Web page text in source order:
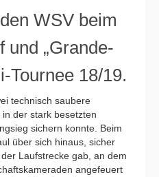
WSV beim
und „Grande-
Tournee 18/19.
technisch saubere
der stark besetzten
sichern konnte. Beim
über sich hinaus, sicher
Laufstrecke gab, an dem
angefeuert